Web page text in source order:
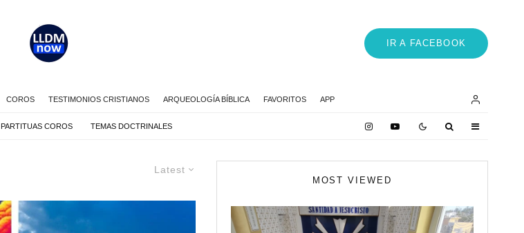
IR A FACEBOOK
COROS TESTIMONIOS CRISTIANOS ARQUEOLOGÍA BÍBLICA FAVORITOS APP
PARTITUAS COROS TEMAS DOCTRINALES
Latest
MOST VIEWED